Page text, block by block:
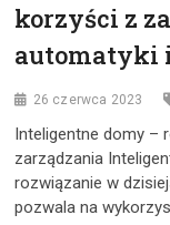
korzyści z
automatyki
26 czerwca 2023
Inteligentne domy –
zarządzania
rozwiązanie w
pozwala na